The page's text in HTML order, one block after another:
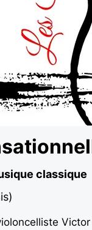
classique